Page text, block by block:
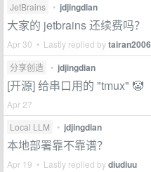
JetBrains • jdjingdian
大家的 jetbrains 还续费吗？
Apr 30 • Lastly replied bytairan2006
分享创造 • jdjingdian
[开源] 给串口用的 "tmux" 🤡
Apr 27
Local LLM
• jdjingdian
本地部署靠不靠谱？
Apr 19 • Lastly replied bydiudiuu